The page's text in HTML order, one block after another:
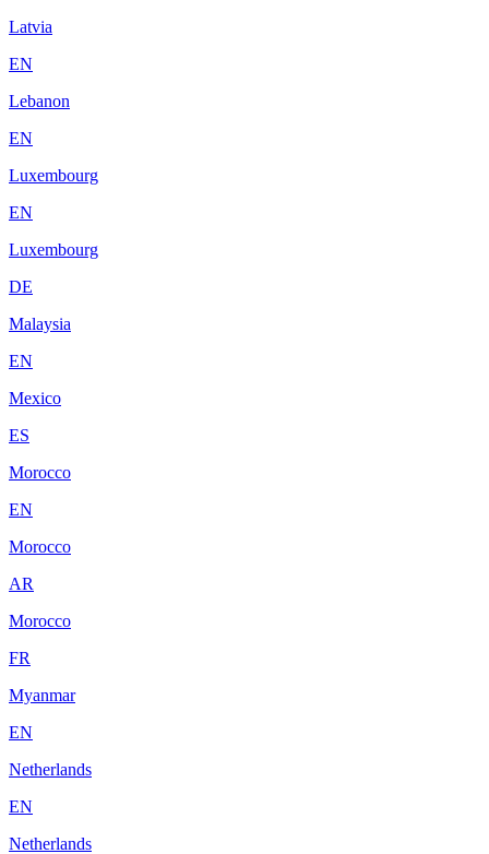
Latvia
EN
Lebanon
EN
Luxembourg
EN
Luxembourg
DE
Malaysia
EN
Mexico
ES
Morocco
EN
Morocco
AR
Morocco
FR
Myanmar
EN
Netherlands
EN
Netherlands